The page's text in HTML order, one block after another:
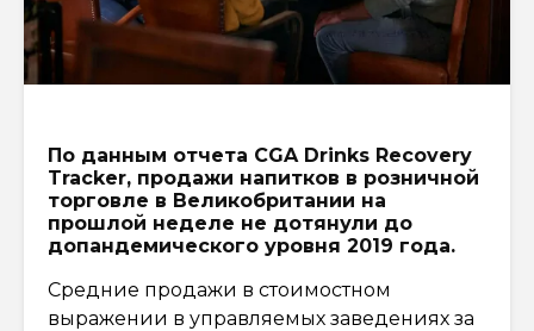
По данным отчета CGA Drinks Recovery
Tracker, продажи напитков в розничной
торговле в Великобритании на
прошлой неделе не дотянули до
допандемического уровня 2019 года.
Средние продажи в стоимостном
выражении в управляемых заведениях за